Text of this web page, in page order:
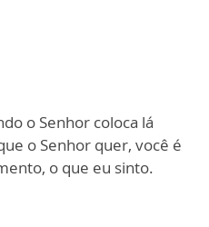
o Senhor coloca lá
o Senhor quer, você é
o que eu sinto.